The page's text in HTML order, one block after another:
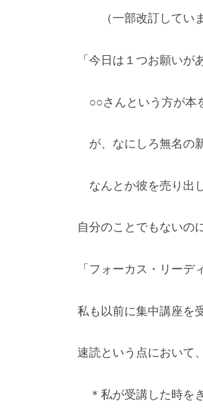
i
_
r
y
m
（一部改訂していま
「今日は１つお願い
○○さんという方が本
が、なにしろ無名の
なんとか彼を売り出
自分のことでもないの
「フォーカス・リーデ
私も以前に集中講座を
速読という点において
＊私が受講した時を